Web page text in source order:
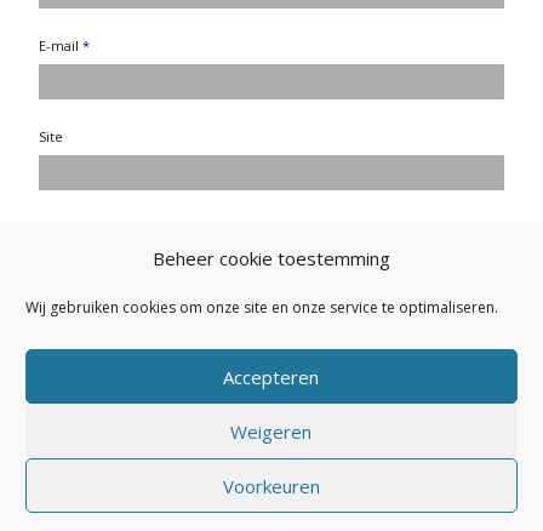
Beheer cookie toestemming
Wij gebruiken cookies om onze site en onze service te optimaliseren.
Accepteren
Weigeren
Voorkeuren
E-mail *
Site
Secretariaat NVEP: Buitendijk 26 - 1145 PK Katwoude - E-mail:
secretariaat.nvep@gmail.com- Powered by